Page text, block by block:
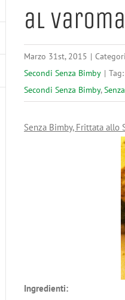
al
Marzo 31st, 2015 |
Secondi Senza Bimby | Tag:
Secondi Senza Bimby,
Senza Bimby, Frittata allo
Ingredienti: